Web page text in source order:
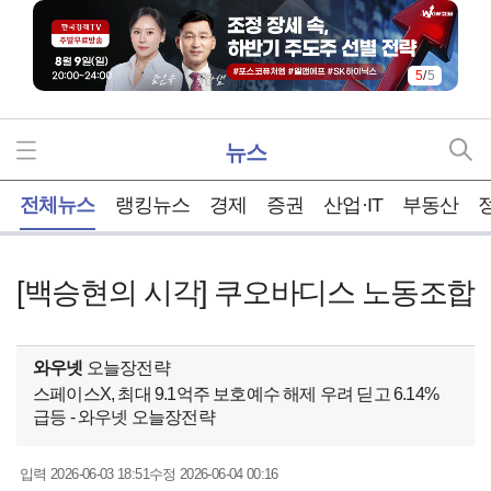
5/5
뉴스
전체뉴스 랭킹뉴스 경제 증권 산업·IT 부동산
[백승현의 시각] 쿠오바디스 노동조합
와우넷 오늘장전략
스페이스X, 최대 9.1억주 보호예수 해제 우려 딛고 6.14%
급등 - 와우넷 오늘장전략
입력2026-06-03 18:51수정 2026-06-04 00:16